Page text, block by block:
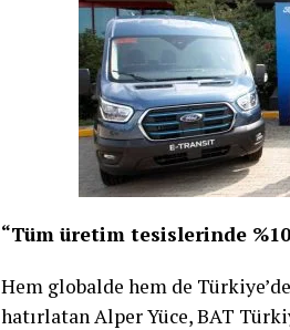
“Tüm üretim tesislerinde
Hem globalde hem de
hatırlatan Alper Yüce, BAT